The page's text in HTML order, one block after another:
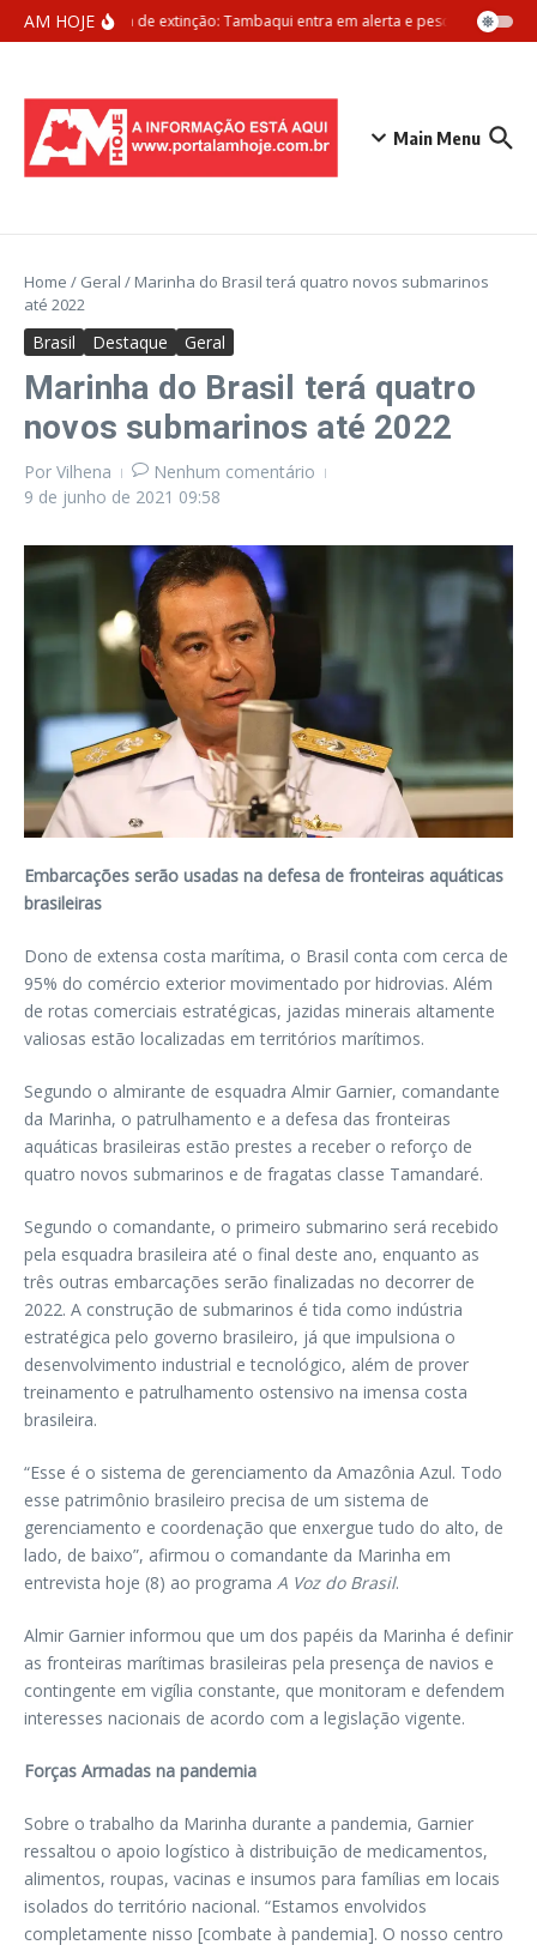
Ir para o conteúdo
AM HOJEAmeaça de extinção: Tambaqui entra em alerta e pesca pode ser
Main Menu
Home / Geral / Marinha do Brasil terá quatro novos submarinos
até 2022
Brasil Destaque Geral
Marinha do Brasil terá quatro
novos submarinos até 2022
Por Vilhena
Nenhum comentário
9 de junho de 2021 09:58
Embarcações serão usadas na defesa de fronteiras aquáticas
brasileiras
Dono de extensa costa marítima, o Brasil conta com cerca de
95% do comércio exterior movimentado por hidrovias. Além
de rotas comerciais estratégicas, jazidas minerais altamente
valiosas estão localizadas em territórios marítimos.
Segundo o almirante de esquadra Almir Garnier, comandante
da Marinha, o patrulhamento e a defesa das fronteiras
aquáticas brasileiras estão prestes a receber o reforço de
quatro novos submarinos e de fragatas classe Tamandaré.
Segundo o comandante, o primeiro submarino será recebido
pela esquadra brasileira até o final deste ano, enquanto as
três outras embarcações serão finalizadas no decorrer de
2022. A construção de submarinos é tida como indústria
estratégica pelo governo brasileiro, já que impulsiona o
desenvolvimento industrial e tecnológico, além de prover
treinamento e patrulhamento ostensivo na imensa costa
brasileira.
“Esse é o sistema de gerenciamento da Amazônia Azul. Todo
esse patrimônio brasileiro precisa de um sistema de
gerenciamento e coordenação que enxergue tudo do alto, de
lado, de baixo”, afirmou o comandante da Marinha em
entrevista hoje (8) ao programa A Voz do Brasil.
Almir Garnier informou que um dos papéis da Marinha é definir
as fronteiras marítimas brasileiras pela presença de navios e
contingente em vigília constante, que monitoram e defendem
interesses nacionais de acordo com a legislação vigente.
Forças Armadas na pandemia
Sobre o trabalho da Marinha durante a pandemia, Garnier
ressaltou o apoio logístico à distribuição de medicamentos,
alimentos, roupas, vacinas e insumos para famílias em locais
isolados do território nacional. “Estamos envolvidos
completamente nisso [combate à pandemia]. O nosso centro